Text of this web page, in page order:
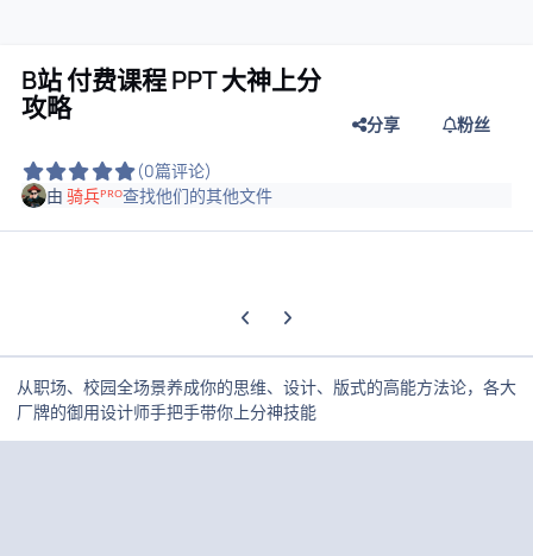
B站 付费课程 PPT 大神上分
攻略
(0篇评论)
分享 粉丝
由骑兵ᴾᴿᴼ查找他们的其他文件
上一张轮播幻灯片
下一张轮播幻灯片
从职场、校园全场景养成你的思维、设计、版式的高能方法论，各大
厂牌的御用设计师手把手带你上分神技能